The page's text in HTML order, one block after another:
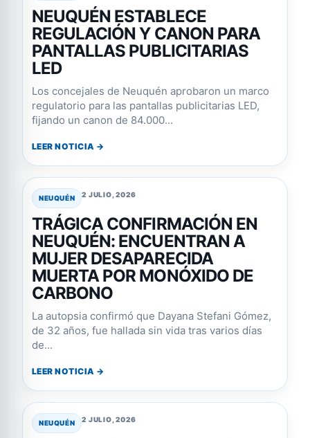
NEUQUÉN ESTABLECE
REGULACIÓN Y CANON PARA
PANTALLAS PUBLICITARIAS
LED
Los concejales de Neuquén aprobaron un marco
regulatorio para las pantallas publicitarias LED,
fijando un canon de 84.000...
LEER NOTICIA →
NEUQUÉN 2 JULIO, 2026
TRÁGICA CONFIRMACIÓN EN
NEUQUÉN: ENCUENTRAN A
MUJER DESAPARECIDA
MUERTA POR MONÓXIDO DE
CARBONO
La autopsia confirmó que Dayana Stefani Gómez,
de 32 años, fue hallada sin vida tras varios días
de...
LEER NOTICIA →
NEUQUÉN 2 JULIO, 2026